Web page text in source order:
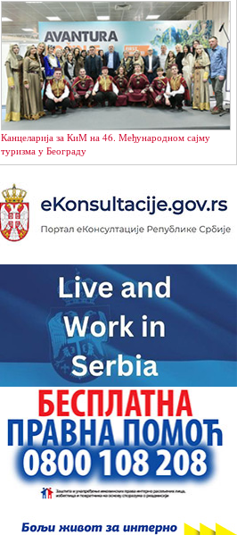
Канцеларија за КиМ на 46. Међународном сајму
туризма у Београду